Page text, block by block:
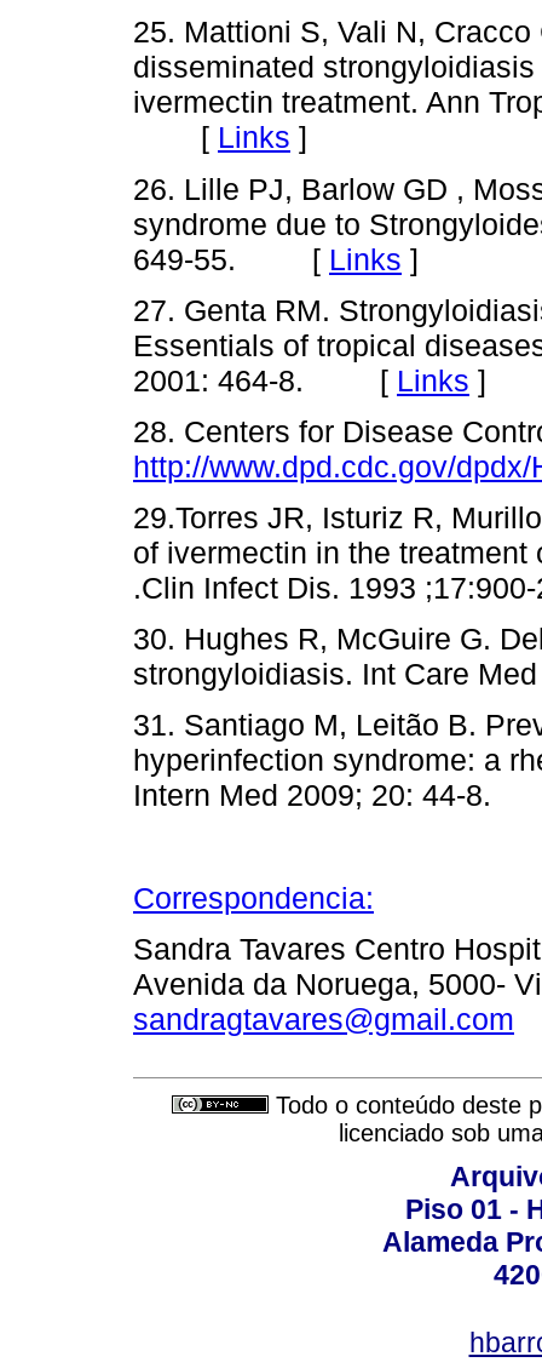
25. Mattioni S, Vali N,
disseminated
ivermectin treatment. Ann
[ Links ]
26. Lille PJ, Barlow GD ,
syndrome due to
649-55. [ Links ]
27. Genta RM.
Essentials of tropical
2001: 464-8. [ Links ]
28. Centers for Disease
http://www.dpd.cdc.gov/
29.Torres JR, Isturiz R,
of ivermectin in the
.Clin Infect Dis. 1993
30. Hughes R, McGuire G.
strongyloidiasis. Int Care
31. Santiago M, Leitão B.
hyperinfection syndrome: a
Intern Med 2009; 20: 44-
Correspondencia:
Sandra Tavares Centro
Avenida da Noruega, 5000-
sandragtavares@gmail.com
Todo o conteúdo deste
licenciado sob
Piso 01 -
Alameda